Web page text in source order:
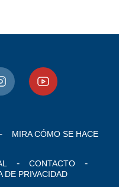
MIRA CÓMO SE HACE
CONTACTO
DE PRIVACIDAD